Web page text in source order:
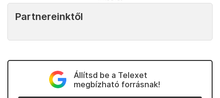
Partnereinktől
Állítsd be a Telexet
megbízható forrásnak!